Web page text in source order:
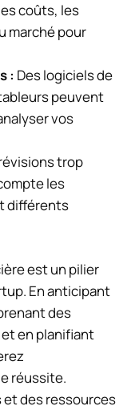
coûts, les
marché pour
: Des logiciels de
peuvent
vos
trop
les
différents
est un pilier
En anticipant
des
en planifiant
réussite.
et des ressources